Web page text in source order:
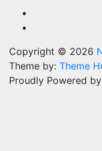
Copyright © 2026
Theme by: Theme
Proudly Powered